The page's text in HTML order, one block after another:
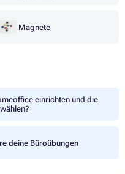
Magnete
einrichten und die
deine Büroübungen